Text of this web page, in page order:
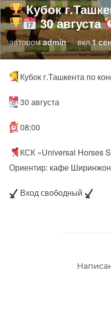
Кубок
30 августа
авторомadmin вкл1
Кубок г.Ташкента по
30 августа
08:00
КСК «Universal Horses
Ориентир: кафе Ширинжон
Вход свободный
АВТОР